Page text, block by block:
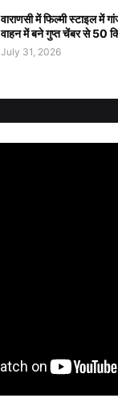
वाराणसी में फिल्मी स्टाइल में
वाहन में बने गुप्त चेंबर से 50
July 31, 2026